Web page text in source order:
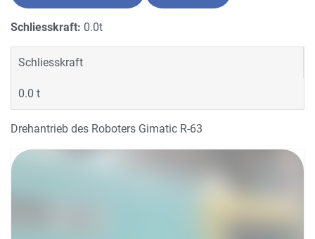
Schliesskraft: 0.0t
Schliesskraft
0.0 t
Drehantrieb des Roboters Gimatic R-63